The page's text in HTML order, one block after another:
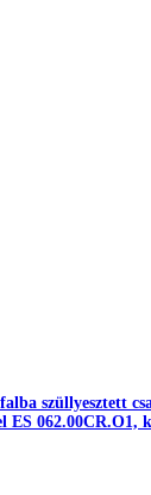
szüllyesztett
ES 062.00CR.O1,